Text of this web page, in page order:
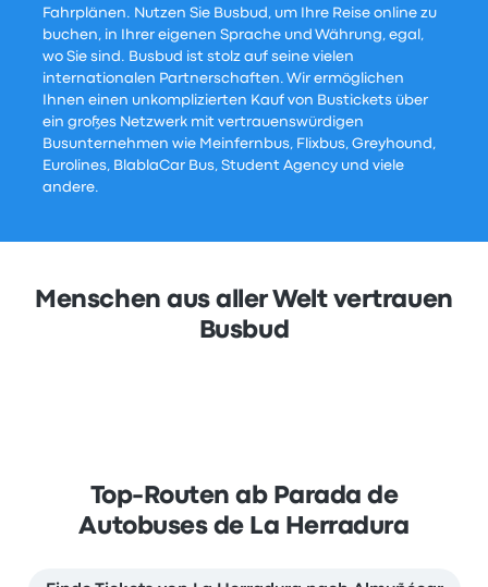
Fahrplänen. Nutzen Sie Busbud, um Ihre Reise online zu
buchen, in Ihrer eigenen Sprache und Währung, egal,
wo Sie sind. Busbud ist stolz auf seine vielen
internationalen Partnerschaften. Wir ermöglichen
Ihnen einen unkomplizierten Kauf von Bustickets über
ein großes Netzwerk mit vertrauenswürdigen
Busunternehmen wie Meinfernbus, Flixbus, Greyhound,
Eurolines, BlablaCar Bus, Student Agency und viele
andere.
Menschen aus aller Welt vertrauen
Busbud
Top-Routen ab Parada de
Autobuses de La Herradura